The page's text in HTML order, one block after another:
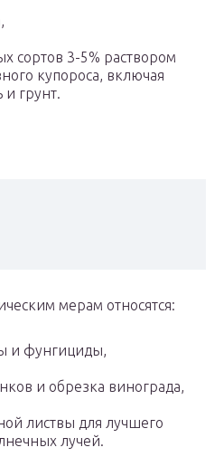
сортов 3-5% раствором
купороса, включая
и грунт.
мерам относятся:
и фунгициды,
и обрезка винограда,
листвы для лучшего
лучей.